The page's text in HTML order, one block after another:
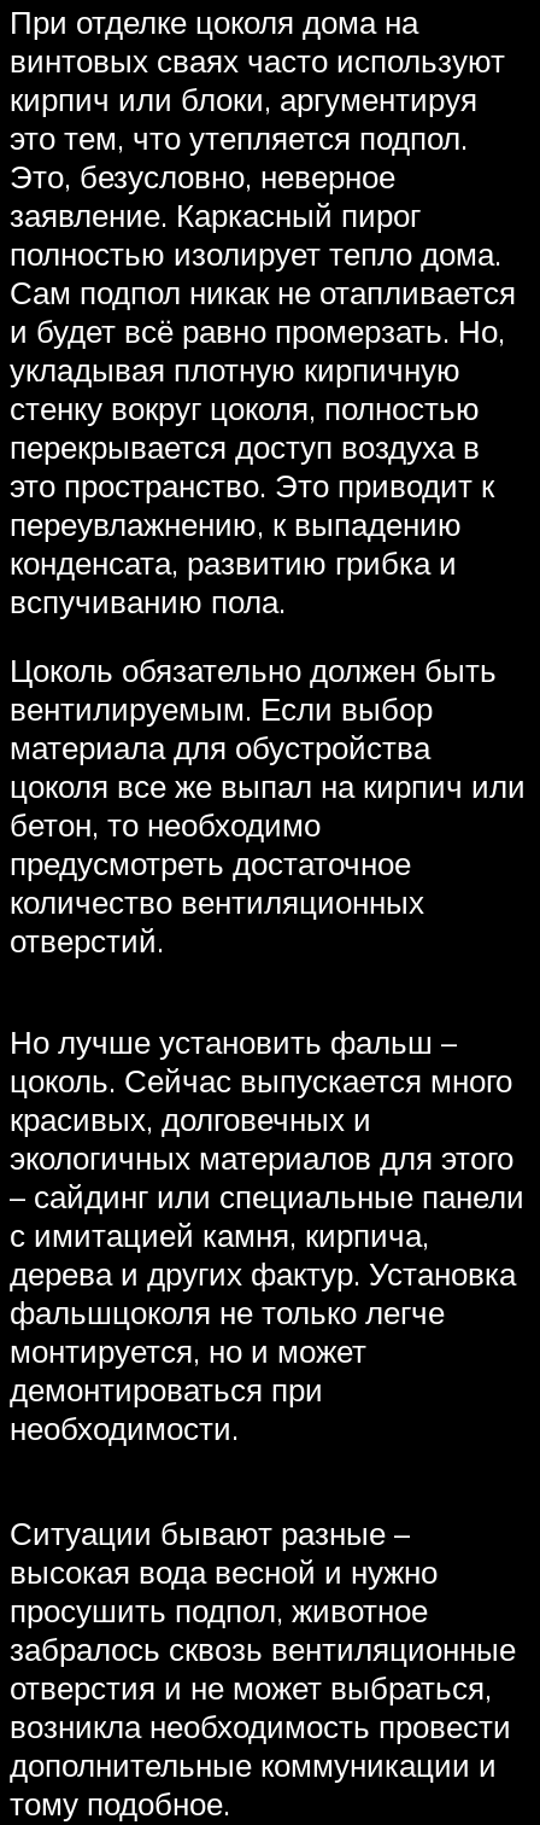
При отделке цоколя дома на
винтовых сваях часто используют
кирпич или блоки, аргументируя
это тем, что утепляется подпол.
Это, безусловно, неверное
заявление. Каркасный пирог
полностью изолирует тепло дома.
Сам подпол никак не отапливается
и будет всё равно промерзать. Но,
укладывая плотную кирпичную
стенку вокруг цоколя, полностью
перекрывается доступ воздуха в
это пространство. Это приводит к
переувлажнению, к выпадению
конденсата, развитию грибка и
вспучиванию пола.
Цоколь обязательно должен быть
вентилируемым. Если выбор
материала для обустройства
цоколя все же выпал на кирпич или
бетон, то необходимо
предусмотреть достаточное
количество вентиляционных
отверстий.
Но лучше установить фальш –
цоколь. Сейчас выпускается много
красивых, долговечных и
экологичных материалов для этого
– сайдинг или специальные панели
с имитацией камня, кирпича,
дерева и других фактур. Установка
фальшцоколя не только легче
монтируется, но и может
демонтироваться при
необходимости.
Ситуации бывают разные –
высокая вода весной и нужно
просушить подпол, животное
забралось сквозь вентиляционные
отверстия и не может выбраться,
возникла необходимость провести
дополнительные коммуникации и
тому подобное.